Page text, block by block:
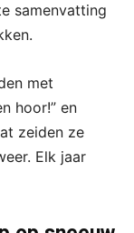
samenvatting
met
hoor!” en
zeiden ze
Elk jaar